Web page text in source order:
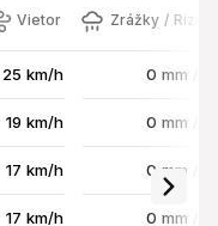
Vietor Zrážky /
25 km/h 0 mm /
19 km/h 0 mm /
17 km/h 0 mm /
17 km/h 0 mm /